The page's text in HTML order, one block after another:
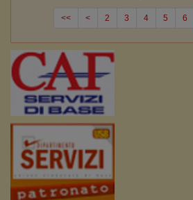
<< < 2 3 4 5 6